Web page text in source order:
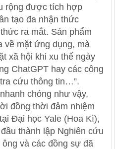
rộng được tích hợp
tạo đa nhận thức
ra mắt. Sản phẩm
về mặt ứng dụng, mà
xã hội khi xu thế ngày
ChatGPT hay các công
cứu thông tin…”.
chóng như vậy,
đồng thời đảm nhiệm
Đại học Yale (Hoa Kì),
thành lập Nghiên cứu
và các đồng sự đã